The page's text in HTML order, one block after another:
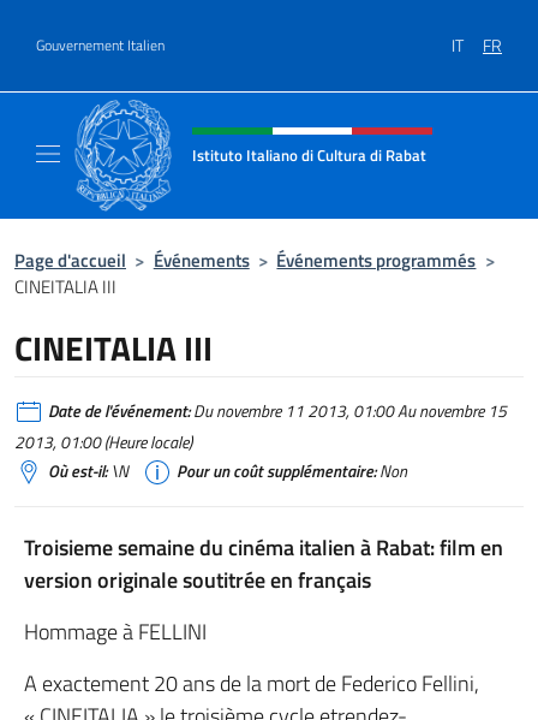
Gouvernement Italien IT FR
Site Web, social et en-tête de
Istituto Italiano di Cultura di Rabat
Page d'accueil > Événements > Événements programmés >
CINEITALIA III
CINEITALIA III
Date de l'événement:Du novembre 11 2013, 01:00 Au novembre 15
2013, 01:00 (Heure locale)
Où est-il:\N Pour un coût supplémentaire:Non
Troisieme semaine du cinéma italien à Rabat: film en
version originale soutitrée en français
Hommage à FELLINI
A exactement 20 ans de la mort de Federico Fellini,